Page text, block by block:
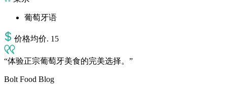
葡萄牙语
价格均价. 15
体验正宗葡萄牙美食的完美选择。
Bolt Food Blog